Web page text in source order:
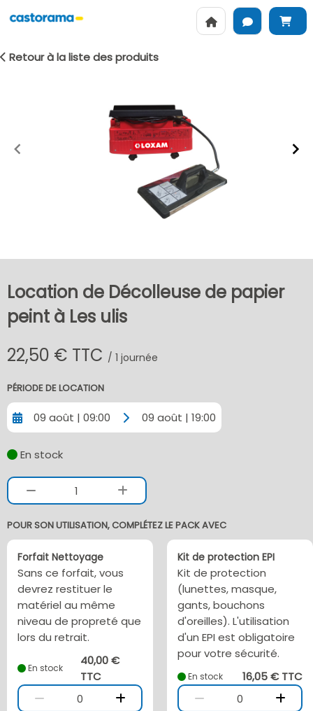
Retour à la liste des produits
Location de Décolleuse de papier
peint à Les ulis
22,50 € TTC / 1 journée
PÉRIODE DE LOCATION
09 août | 09:00 09 août | 19:00
En stock
1
POUR SON UTILISATION, COMPLÉTEZ LE PACK AVEC
Forfait Nettoyage
Sans ce forfait, vous
devrez restituer le
matériel au même
niveau de propreté que
lors du retrait.
En stock
40,00 €
TTC
0
Kit de protection EPI
Kit de protection
(lunettes, masque,
gants, bouchons
d'oreilles). L'utilisation
d'un EPI est obligatoire
pour votre sécurité.
En stock
16,05 € TTC
0